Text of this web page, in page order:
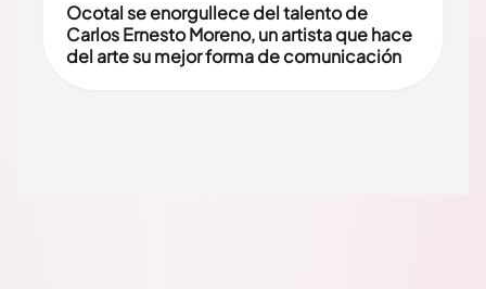
Ocotal se enorgullece del talento de
Carlos Ernesto Moreno, un artista que hace
del arte su mejor forma de comunicación